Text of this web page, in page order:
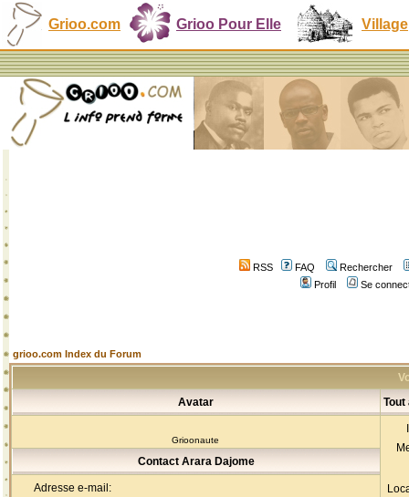
Grioo.com Grioo Pour Elle Village
RSS FAQ
Rechercher
Profil
Se
grioo.com Index du Forum
Avatar
Tout
Grioonaute
Contact Arara Dajome
Adresse e-mail: